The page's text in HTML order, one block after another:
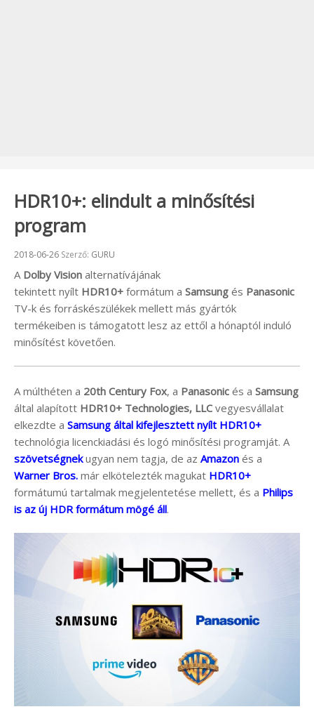
HDR10+: elindult a minősítési
program
Beküldve:
2018-06-26 Szerző: GURU
A Dolby Vision alternatívájának
tekintett nyílt HDR10+ formátum a Samsung és Panasonic
TV-k és forráskészülékek mellett más gyártók
termékeiben is támogatott lesz az ettől a hónaptól induló
minősítést követően.
A múlthéten a 20th Century Fox, a Panasonic és a Samsung
által alapított HDR10+ Technologies, LLCvegyesvállalat
elkezdte a Samsung által kifejlesztett nyílt HDR10+
technológia licenckiadási és logó minősítési programját. A
szövetségnekugyan nem tagja, de az Amazon és a
Warner Bros. már elkötelezték magukat HDR10+
formátumú tartalmak megjelentetése mellett, és a Philips
is az új HDR formátum mögé áll.